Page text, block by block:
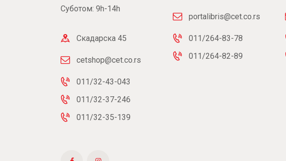
Суботом: 9h-14h
Скадарска 45
cetshop@cet.co.rs
011/32-43-043
011/32-37-246
011/32-35-139
portalibris@cet.co.rs
011/264-83-78
011/264-82-89